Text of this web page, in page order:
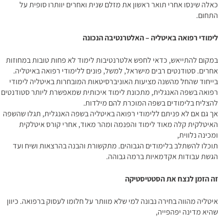
כאלה שינסו אחרי תואר ראשון את מזלם שנית ואחרים יוותרו סופית על
התחום.
לימודי רפואה באיטליה – האלטרנטיבה הנכונה
במקום להתייאש, כדאי לחפש אלטרנטיבות לימוד לא פחות טובות במחוזות
אחרים. סטודנטים רבים מישראל, למשל, פונים ללימודי רפואה באיטליה.
בייחוד שהחל מהשנה מציעות האוניברסיטאות המובחרות באיטליה לימודי
רפואה בשפה האנגלית, מתכונת לימוד איכותית שמאפשרת ליותר סטודנטים
להצליח בלימודים בשפה המוכרת להם מילדות.
אך גם אם לא פניתם ללימודי רפואה באיטליה בשפה האנגלית, תגלו שהשפה
האיטלקית קלה מאוד לימוד והפנמה ומהר מאוד, אחרי קורס איטלקית
ומכינה נלווית,
תוכלו להשתלב בלימודים הגבוהים. מתקשורת והבנה בהרצאות ושיח ועד
הגשת עבודות אקדמאיות ברמה גבוהה.
זה הזמן לנצח את הסטטיסטיקה
איטליה מהווה בחירה נבונה למי שלא מוותר על חלומו לעסוק ברפואה. כיוון
שהיא מדינה יפהפייה,